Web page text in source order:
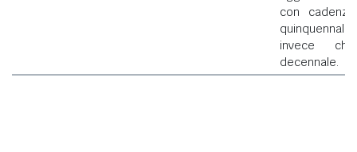
con cadenza
quinquennale
invece che
decennale.